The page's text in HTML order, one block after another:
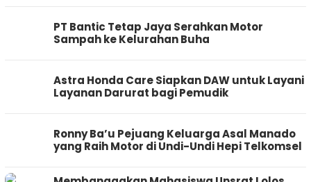
PT Bantic Tetap Jaya Serahkan Motor
Sampah ke Kelurahan Buha
Astra Honda Care Siapkan DAW untuk Layani
Layanan Darurat bagi Pemudik
Ronny Ba’u Pejuang Keluarga Asal Manado
yang Raih Motor di Undi-Undi Hepi Telkomsel